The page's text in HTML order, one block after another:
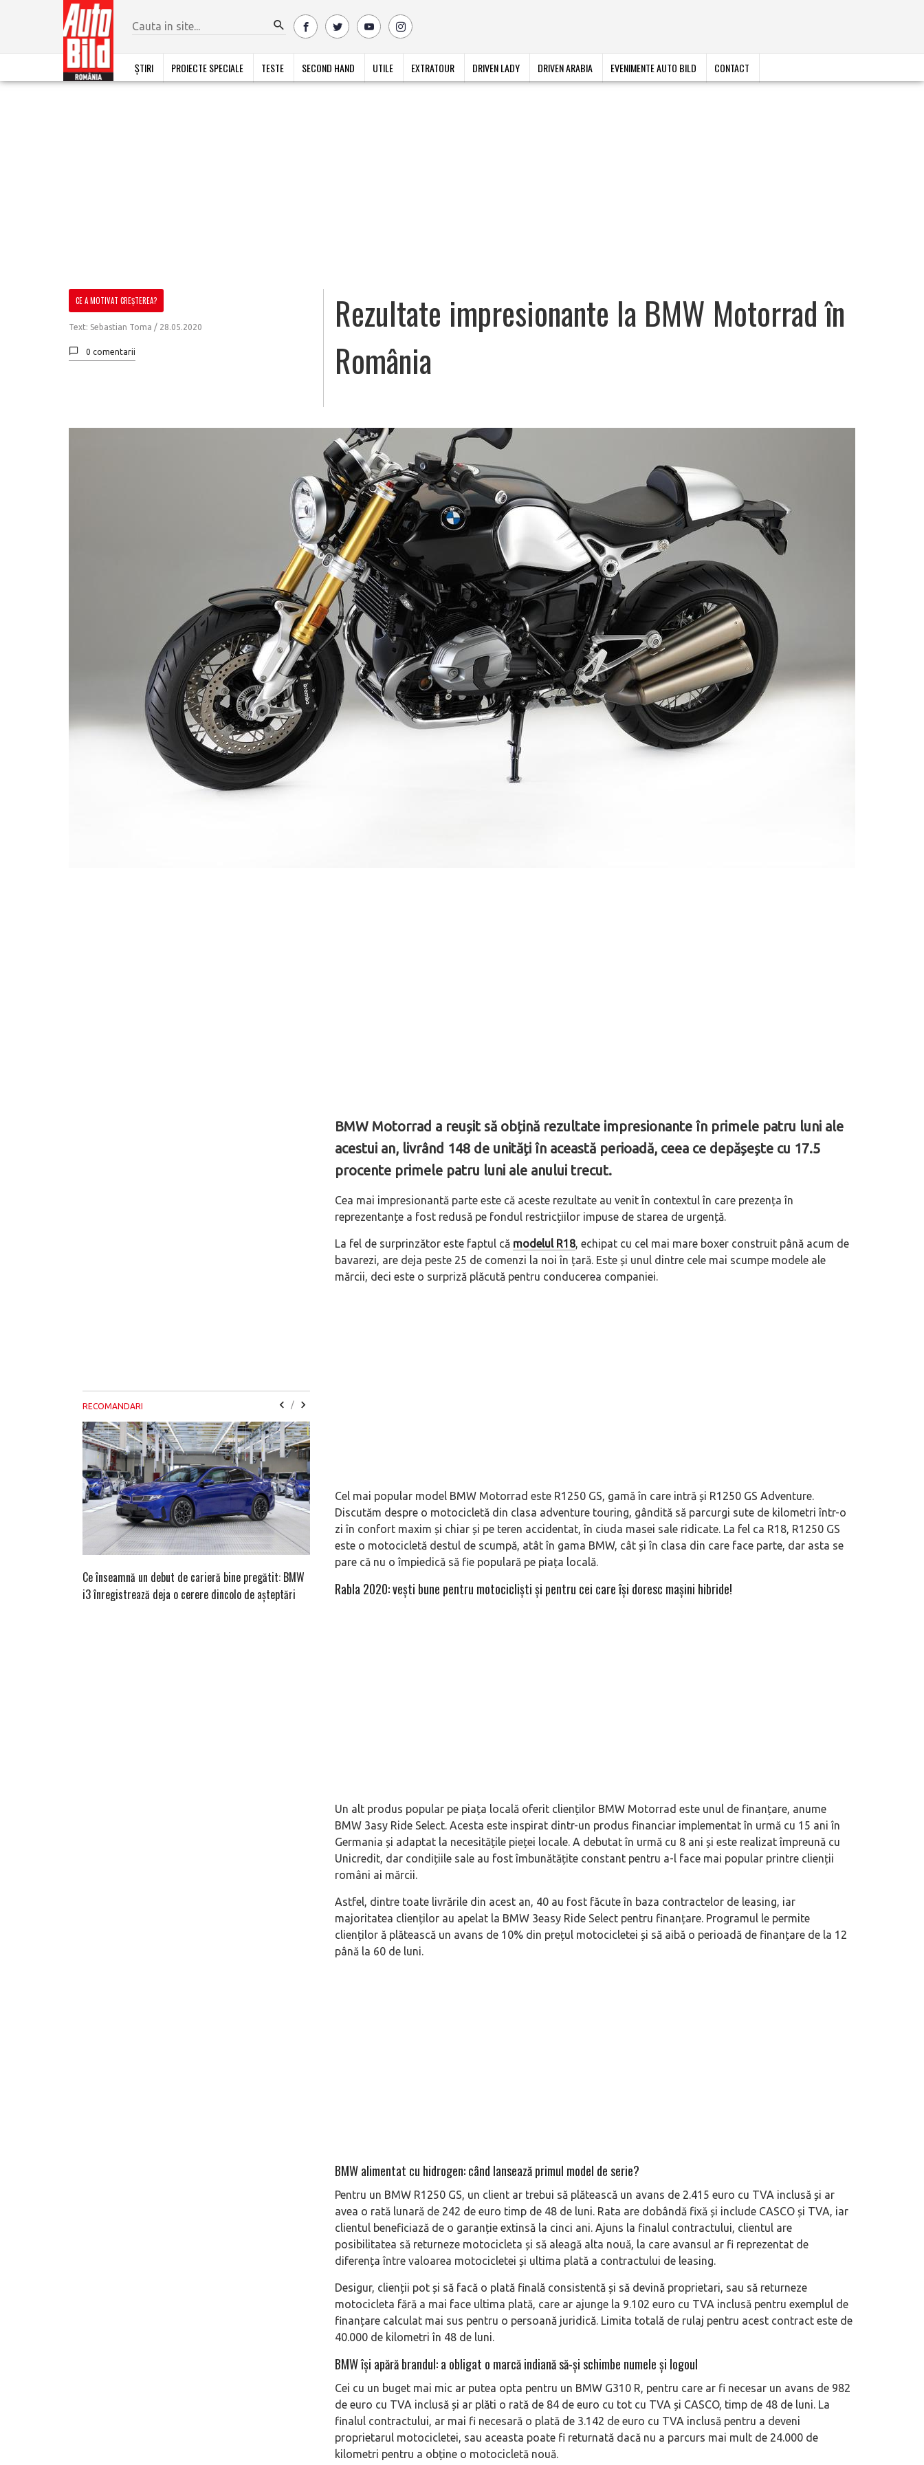
ȘTIRI PROIECTE SPECIALE TESTE SECOND HAND UTILE EXTRATOUR DRIVEN LADY DRIVEN ARABIA EVENIMENTE AUTO BILD CONTACT
CE A MOTIVAT CREȘTEREA?
Text: Sebastian Toma / 28.05.2020
0 comentarii
Rezultate impresionante la BMW Motorrad în
România
BMW Motorrad a reușit să obțină rezultate impresionante în primele patru luni ale
acestui an, livrând 148 de unități în această perioadă, ceea ce depășește cu 17.5
procente primele patru luni ale anului trecut.
Cea mai impresionantă parte este că aceste rezultate au venit în contextul în care prezența în
reprezentanțe a fost redusă pe fondul restricțiilor impuse de starea de urgență.
La fel de surprinzător este faptul că modelul R18, echipat cu cel mai mare boxer construit până acum de
bavarezi, are deja peste 25 de comenzi la noi în țară. Este și unul dintre cele mai scumpe modele ale
mărcii, deci este o surpriză plăcută pentru conducerea companiei.
Cel mai popular model BMW Motorrad este R1250 GS, gamă în care intră și R1250 GS Adventure.
Discutăm despre o motocicletă din clasa adventure touring, gândită să parcurgi sute de kilometri într-o
zi în confort maxim și chiar și pe teren accidentat, în ciuda masei sale ridicate. La fel ca R18, R1250 GS
este o motocicletă destul de scumpă, atât în gama BMW, cât și în clasa din care face parte, dar asta se
pare că nu o împiedică să fie populară pe piața locală.
Rabla 2020: vești bune pentru motocicliști și pentru cei care își doresc mașini hibride!
Un alt produs popular pe piața locală oferit clienților BMW Motorrad este unul de finanțare, anume
BMW 3asy Ride Select. Acesta este inspirat dintr-un produs financiar implementat în urmă cu 15 ani în
Germania și adaptat la necesitățile pieței locale. A debutat în urmă cu 8 ani și este realizat împreună cu
Unicredit, dar condițiile sale au fost îmbunătățite constant pentru a-l face mai popular printre clienții
români ai mărcii.
Astfel, dintre toate livrările din acest an, 40 au fost făcute în baza contractelor de leasing, iar
majoritatea clienților au apelat la BMW 3easy Ride Select pentru finanțare. Programul le permite
clienților ă plătească un avans de 10% din prețul motocicletei și să aibă o perioadă de finanțare de la 12
până la 60 de luni.
BMW alimentat cu hidrogen: când lansează primul model de serie?
Pentru un BMW R1250 GS, un client ar trebui să plătească un avans de 2.415 euro cu TVA inclusă și ar
avea o rată lunară de 242 de euro timp de 48 de luni. Rata are dobândă fixă și include CASCO și TVA, iar
clientul beneficiază de o garanție extinsă la cinci ani. Ajuns la finalul contractului, clientul are
posibilitatea să returneze motocicleta și să aleagă alta nouă, la care avansul ar fi reprezentat de
diferența între valoarea motocicletei și ultima plată a contractului de leasing.
Desigur, clienții pot și să facă o plată finală consistentă și să devină proprietari, sau să returneze
motocicleta fără a mai face ultima plată, care ar ajunge la 9.102 euro cu TVA inclusă pentru exemplul de
finanțare calculat mai sus pentru o persoană juridică. Limita totală de rulaj pentru acest contract este de
40.000 de kilometri în 48 de luni.
BMW își apără brandul: a obligat o marcă indiană să-și schimbe numele și logoul
Cei cu un buget mai mic ar putea opta pentru un BMW G310 R, pentru care ar fi necesar un avans de 982
de euro cu TVA inclusă și ar plăti o rată de 84 de euro cu tot cu TVA și CASCO, timp de 48 de luni. La
finalul contractului, ar mai fi necesară o plată de 3.142 de euro cu TVA inclusă pentru a deveni
proprietarul motocicletei, sau aceasta poate fi returnată dacă nu a parcurs mai mult de 24.000 de
kilometri pentru a obține o motocicletă nouă.
RECOMANDARI /
Ce înseamnă un debut de carieră bine pregătit: BMW
i3 înregistrează deja o cerere dincolo de așteptări
pe mâna fetelor în competiția off-road Rebelle Rally Blackbird va suna ca un apropo. Unul pertinent, de